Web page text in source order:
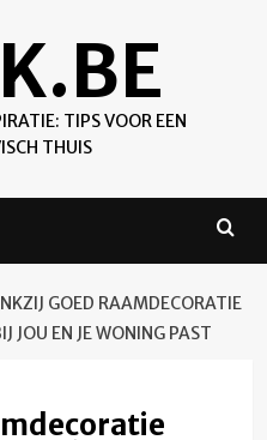
TIPS VOOR EEN
THUIS
GOED RAAMDECORATIE
JOU EN JE WONING PAST